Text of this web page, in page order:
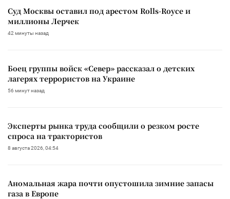
Суд Москвы оставил под арестом Rolls-Royce и
миллионы Лерчек
42 минуты назад
Боец группы войск «Север» рассказал о детских
лагерях террористов на Украине
56 минут назад
Эксперты рынка труда сообщили о резком росте
спроса на трактористов
8 августа 2026, 04:54
Аномальная жара почти опустошила зимние запасы
газа в Европе